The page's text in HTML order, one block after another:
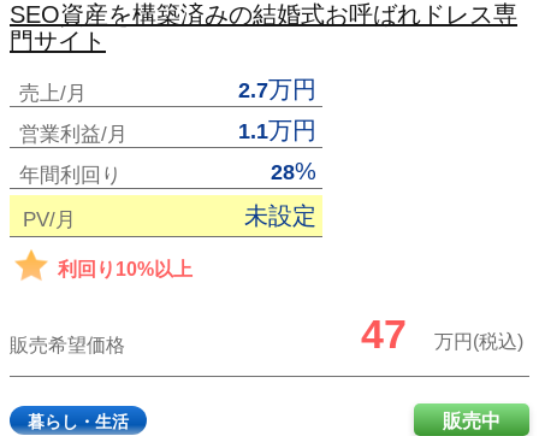
SEO資産を構築済みの結婚式お呼ばれドレス専
門サイト
売上/月 2.7万円
営業利益/月 1.1万円
年間利回り 28%
PV/月 未設定
利回り10%以上
販売希望価格 47 万円(税込)
暮らし・生活 販売中